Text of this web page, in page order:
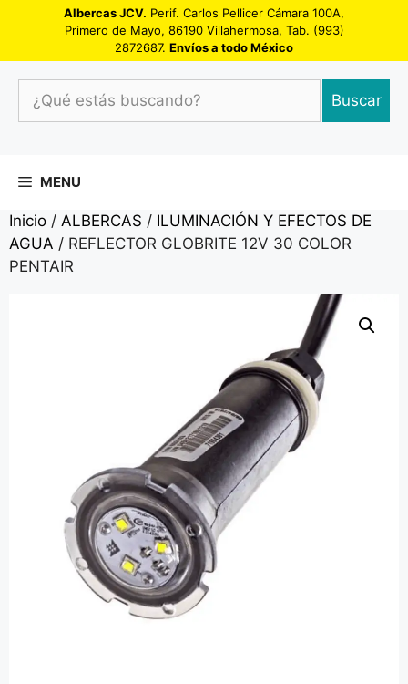
Albercas JCV. Perif. Carlos Pellicer Cámara 100A,
Primero de Mayo, 86190 Villahermosa, Tab. (993)
2872687. Envíos a todo México
¿Qué
estás
Buscar
MENU
Inicio / ALBERCAS / ILUMINACIÓN Y EFECTOS DE
AGUA / REFLECTOR GLOBRITE 12V 30 COLOR
PENTAIR